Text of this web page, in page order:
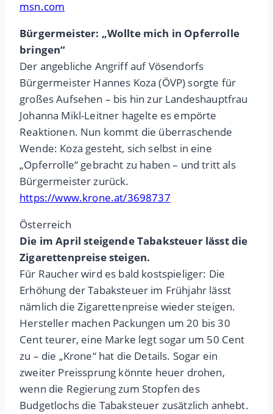
msn.com
Bürgermeister: „Wollte mich in Opferrolle
bringen“
Der angebliche Angriff auf Vösendorfs
Bürgermeister Hannes Koza (ÖVP) sorgte für
großes Aufsehen – bis hin zur Landeshauptfrau
Johanna Mikl-Leitner hagelte es empörte
Reaktionen. Nun kommt die überraschende
Wende: Koza gesteht, sich selbst in eine
„Opferrolle“ gebracht zu haben – und tritt als
Bürgermeister zurück.
https://www.krone.at/3698737
Österreich
Die im April steigende Tabaksteuer lässt die
Zigarettenpreise steigen.
Für Raucher wird es bald kostspieliger: Die
Erhöhung der Tabaksteuer im Frühjahr lässt
nämlich die Zigarettenpreise wieder steigen.
Hersteller machen Packungen um 20 bis 30
Cent teurer, eine Marke legt sogar um 50 Cent
zu – die „Krone“ hat die Details. Sogar ein
zweiter Preissprung könnte heuer drohen,
wenn die Regierung zum Stopfen des
Budgetlochs die Tabaksteuer zusätzlich anhebt.